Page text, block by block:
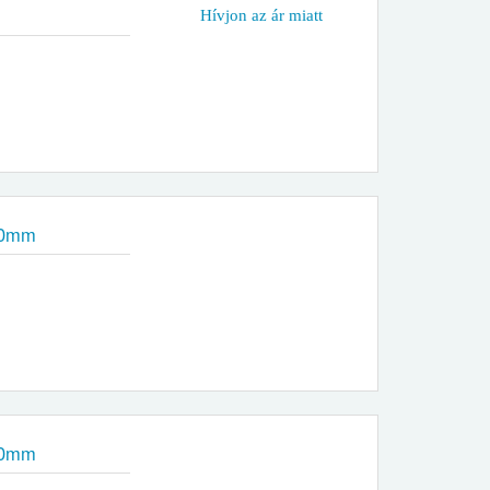
Hívjon az ár miatt